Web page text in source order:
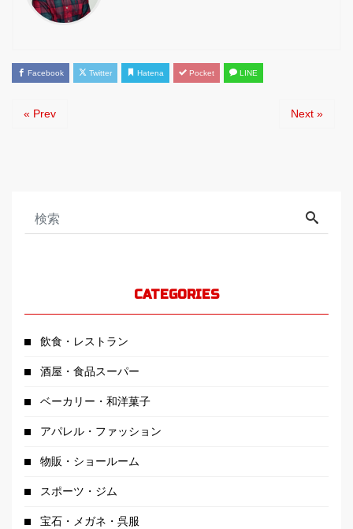
Facebook Twitter Hatena Pocket LINE
« Prev Next »
CATEGORIES
飲食・レストラン
酒屋・食品スーパー
ベーカリー・和洋菓子
アパレル・ファッション
物販・ショールーム
スポーツ・ジム
宝石・メガネ・呉服